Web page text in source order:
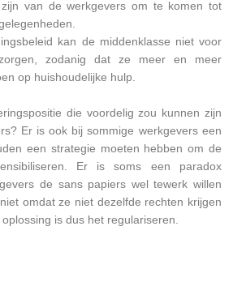
van de werkgevers om te komen tot
kan de middenklasse niet voor
zodanig dat ze meer en meer
op huishoudelijke hulp.
die voordelig zou kunnen zijn
Er is ook bij sommige werkgevers een
een strategie moeten hebben om de
Er is soms een paradox
de sans papiers wel tewerk willen
omdat ze niet dezelfde rechten krijgen
is dus het regulariseren.